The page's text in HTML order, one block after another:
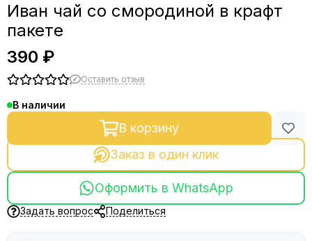
Иван чай со смородиной в крафт
пакете
390 ₽
Оставить отзыв
В наличии
В корзину
Заказ в один клик
Оформить в WhatsApp
Задать вопрос Поделиться